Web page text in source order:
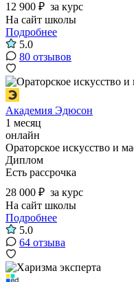
12 900 ₽ за курс
На сайт школы
Подробнее
5.0
80 отзывов
Академия Эдюсон
1 месяц
онлайн
Ораторское искусство и
Диплом
Есть рассрочка
28 000 ₽ за курс
На сайт школы
Подробнее
5.0
64 отзыва